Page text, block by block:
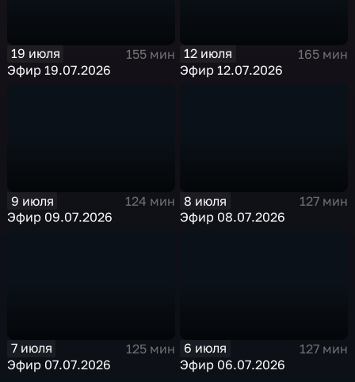
19 июля
155 мин
Эфир 19.07.2026
12 июля
165 мин
Эфир 12.07.2026
9 июля
124 мин
Эфир 09.07.2026
8 июля
127 мин
Эфир 08.07.2026
7 июля
125 мин
Эфир 07.07.2026
6 июля
127 мин
Эфир 06.07.2026